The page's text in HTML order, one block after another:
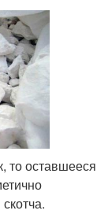
то оставшееся